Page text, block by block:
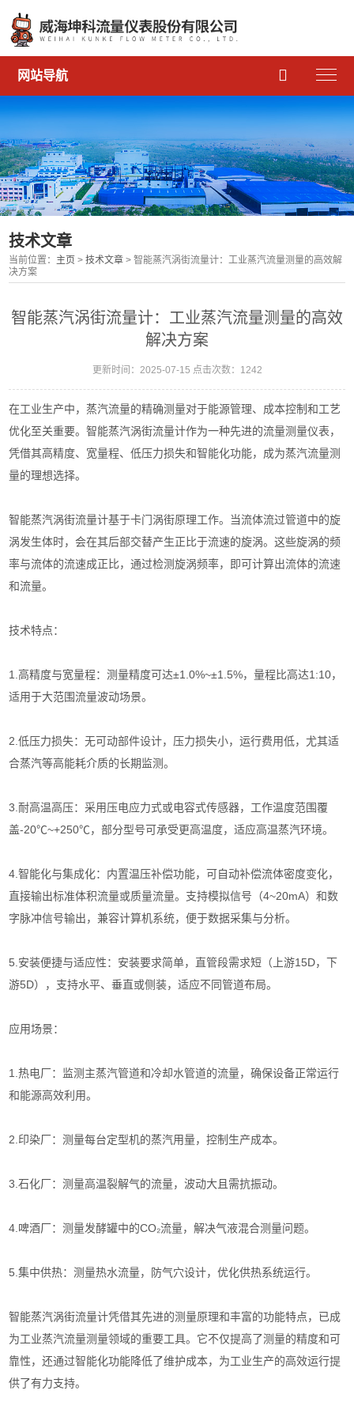
网站导航 
技术文章
当前位置： 主页 >技术文章 > 智能蒸汽涡街流量计：工业蒸汽流量测量的高效解
决方案
智能蒸汽涡街流量计：工业蒸汽流量测量的高效
解决方案
更新时间：2025-07-15 点击次数：1242
在工业生产中，蒸汽流量的精确测量对于能源管理、成本控制和工艺
优化至关重要。智能蒸汽涡街流量计作为一种先进的流量测量仪表，
凭借其高精度、宽量程、低压力损失和智能化功能，成为蒸汽流量测
量的理想选择。
智能蒸汽涡街流量计基于卡门涡街原理工作。当流体流过管道中的旋
涡发生体时，会在其后部交替产生正比于流速的旋涡。这些旋涡的频
率与流体的流速成正比，通过检测旋涡频率，即可计算出流体的流速
和流量。
技术特点：
1.高精度与宽量程：测量精度可达±1.0%~±1.5%，量程比高达1:10，
适用于大范围流量波动场景。
2.低压力损失：无可动部件设计，压力损失小，运行费用低，尤其适
合蒸汽等高能耗介质的长期监测。
3.耐高温高压：采用压电应力式或电容式传感器，工作温度范围覆
盖-20℃~+250℃，部分型号可承受更高温度，适应高温蒸汽环境。
4.智能化与集成化：内置温压补偿功能，可自动补偿流体密度变化，
直接输出标准体积流量或质量流量。支持模拟信号（4~20mA）和数
字脉冲信号输出，兼容计算机系统，便于数据采集与分析。
5.安装便捷与适应性：安装要求简单，直管段需求短（上游15D，下
游5D），支持水平、垂直或侧装，适应不同管道布局。
应用场景：
1.热电厂：监测主蒸汽管道和冷却水管道的流量，确保设备正常运行
和能源高效利用。
2.印染厂：测量每台定型机的蒸汽用量，控制生产成本。
3.石化厂：测量高温裂解气的流量，波动大且需抗振动。
4.啤酒厂：测量发酵罐中的CO₂流量，解决气液混合测量问题。
5.集中供热：测量热水流量，防气穴设计，优化供热系统运行。
智能蒸汽涡街流量计凭借其先进的测量原理和丰富的功能特点，已成
为工业蒸汽流量测量领域的重要工具。它不仅提高了测量的精度和可
靠性，还通过智能化功能降低了维护成本，为工业生产的高效运行提
供了有力支持。